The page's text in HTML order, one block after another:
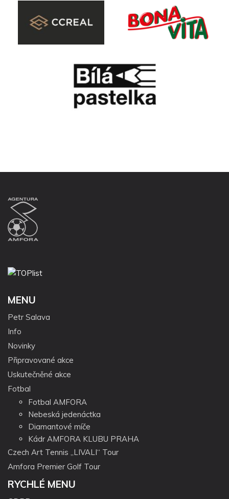
MENU
Petr Salava
Info
Novinky
Připravované akce
Uskutečněné akce
Fotbal
Fotbal AMFORA
Nebeská jedenáctka
Diamantové míče
Kádr AMFORA KLUBU PRAHA
Czech Art Tennis „LIVALI“ Tour
Amfora Premier Golf Tour
RYCHLÉ MENU